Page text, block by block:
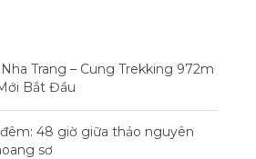
Trang – Cung Trekking 972m
Bắt Đầu
đêm: 48 giờ giữa thảo nguyên
sơ